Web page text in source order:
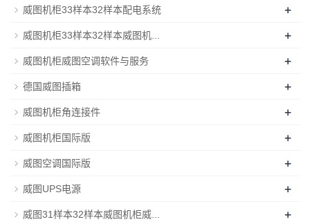
威图机柜33样本32样本配电系统 +
威图机柜33样本32样本威图机... +
威图机柜威图空调软件与服务 +
德国威图插箱 +
威图机柜角连接件 +
威图机柜国际版 +
威图空调国际版 +
威图UPS电源 +
威图31样本32样本威图机柜威... +